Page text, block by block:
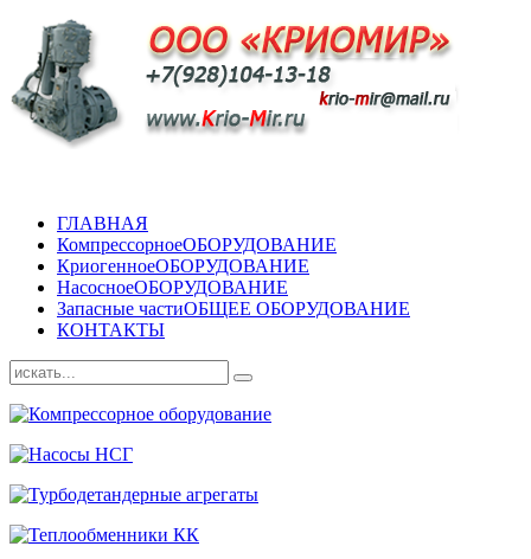
ГЛАВНАЯ
КомпрессорноеОБОРУДОВАНИЕ
КриогенноеОБОРУДОВАНИЕ
НасосноеОБОРУДОВАНИЕ
Запасные частиОБЩЕЕ ОБОРУДОВАНИЕ
КОНТАКТЫ